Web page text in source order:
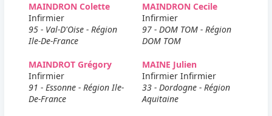
MAINDRON Colette
Infirmier
95 - Val-D'Oise - Région
Ile-De-France
MAINDRON Cecile
Infirmier
97 - DOM TOM - Région
DOM TOM
MAINDROT Grégory
Infirmier
91 - Essonne - Région Ile-
De-France
MAINE Julien
Infirmier Infirmier
33 - Dordogne - Région
Aquitaine